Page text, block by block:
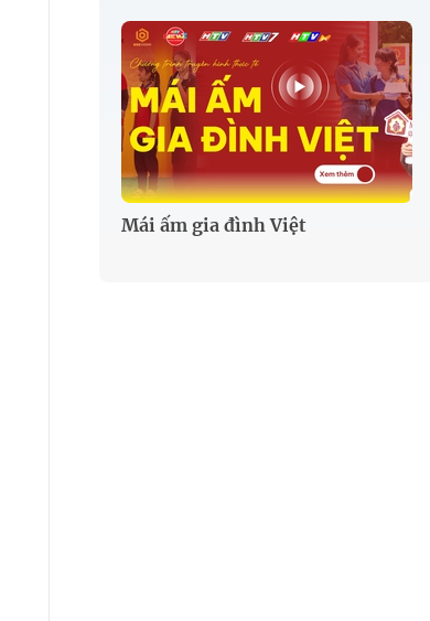
Mái ấm gia đình Việt